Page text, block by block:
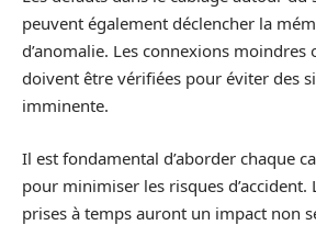
peuvent également déclencher la
d’anomalie. Les connexions moindres
doivent être vérifiées pour éviter des
imminente.
Il est fondamental d’aborder chaque
pour minimiser les risques d’accident.
prises à temps auront un impact non